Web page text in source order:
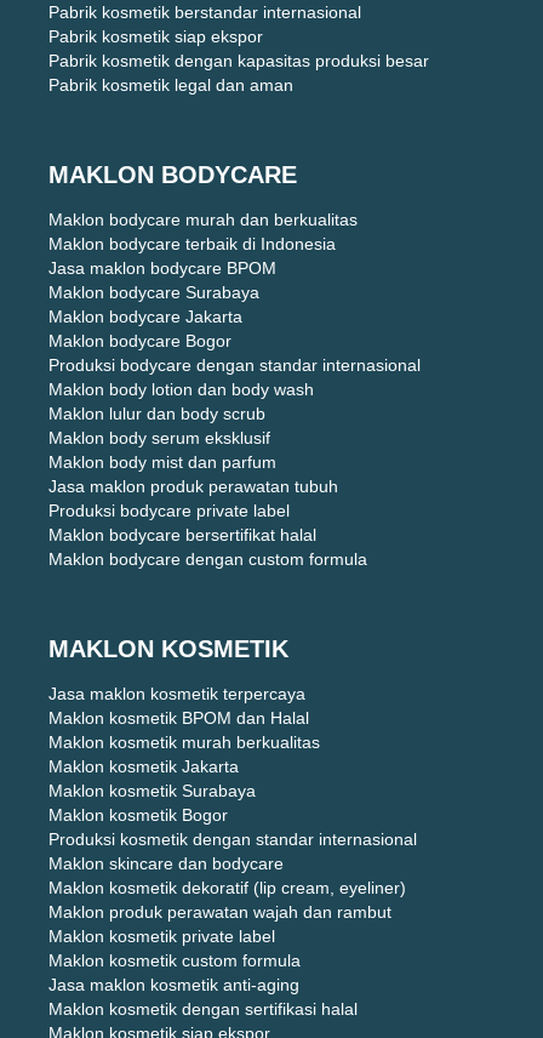
Pabrik kosmetik berstandar internasional
Pabrik kosmetik siap ekspor
Pabrik kosmetik dengan kapasitas produksi besar
Pabrik kosmetik legal dan aman
MAKLON BODYCARE
Maklon bodycare murah dan berkualitas
Maklon bodycare terbaik di Indonesia
Jasa maklon bodycare BPOM
Maklon bodycare Surabaya
Maklon bodycare Jakarta
Maklon bodycare Bogor
Produksi bodycare dengan standar internasional
Maklon body lotion dan body wash
Maklon lulur dan body scrub
Maklon body serum eksklusif
Maklon body mist dan parfum
Jasa maklon produk perawatan tubuh
Produksi bodycare private label
Maklon bodycare bersertifikat halal
Maklon bodycare dengan custom formula
MAKLON KOSMETIK
Jasa maklon kosmetik terpercaya
Maklon kosmetik BPOM dan Halal
Maklon kosmetik murah berkualitas
Maklon kosmetik Jakarta
Maklon kosmetik Surabaya
Maklon kosmetik Bogor
Produksi kosmetik dengan standar internasional
Maklon skincare dan bodycare
Maklon kosmetik dekoratif (lip cream, eyeliner)
Maklon produk perawatan wajah dan rambut
Maklon kosmetik private label
Maklon kosmetik custom formula
Jasa maklon kosmetik anti-aging
Maklon kosmetik dengan sertifikasi halal
Maklon kosmetik siap ekspor